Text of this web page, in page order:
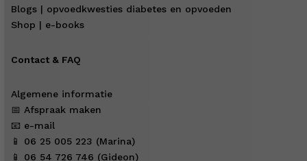
Blogs | opvoedkwesties diabetes en opvoeden
Shop | e-books
Contact & FAQ
Algemene informatie
📅 Afspraak maken
📧 e-mail
📱 06 25 005 223 (Marina)
📱 06 54 726 746 (Gideon)